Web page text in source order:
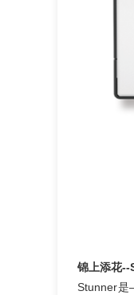
锦上添花--
Stunner是